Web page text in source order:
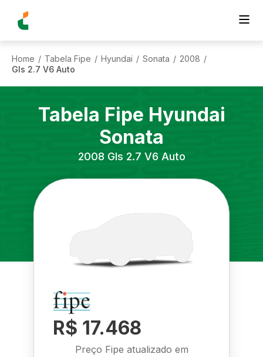
Home / Tabela Fipe / Hyundai / Sonata / 2008 /
Gls 2.7 V6 Auto
Tabela Fipe Hyundai
Sonata
2008 Gls 2.7 V6 Auto
R$ 17.468
Preço Fipe atualizado em